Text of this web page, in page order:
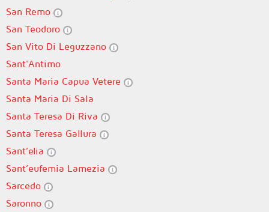
San Remo
San Teodoro
San Vito Di Leguzzano
Sant'Antimo
Santa Maria Capua Vetere
Santa Maria Di Sala
Santa Teresa Di Riva
Santa Teresa Gallura
Sant’elia
Sant’eufemia Lamezia
Sarcedo
Saronno